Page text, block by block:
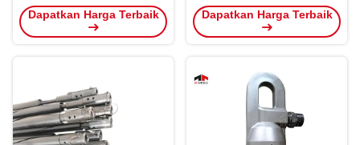
Inti Overshot
Dapatkan Harga Terbaik
Untuk Eksplorasi
Pertambangan
Dapatkan Harga Terbaik